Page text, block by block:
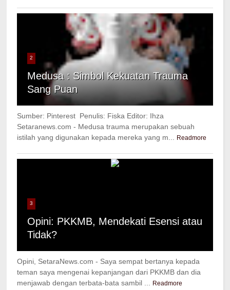
2
Medusa : Simbol Kekuatan Trauma
Sang Puan
Sumber: Pinterest Penulis: Fiska Editor: Ihza
Setaranews.com - Medusa trauma merupakan sebuah
istilah yang digunakan kepada mereka yang m...
Readmore
3
Opini: PKKMB, Mendekati Esensi atau
Tidak?
Opini, SetaraNews.com - Saya sempat bertanya kepada
teman saya mengenai kepanjangan dari PKKMB dan dia
menjawab dengan terbata-bata sambil ...
Readmore